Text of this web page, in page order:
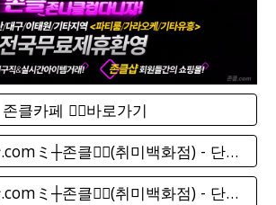
존클카페 ❤️‍🔥바로가기
┼ミ존클서울방.comミ┼존클❤️‍🔥(취미백화점) - 단톡방
┼ミ존클부산방.comミ┼존클❤️‍🔥(취미백화점) - 단톡방